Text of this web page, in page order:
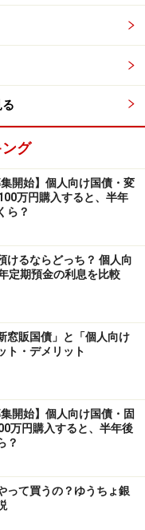
グ
開始】個人向け国債・変
万円購入すると、半年
ら？
けるならどっち？ 個人向
定期預金の利息を比較
窓販国債」と「個人向け
ト・デメリット
開始】個人向け国債・固
万円購入すると、半年後
？
って買うの？ゆうちょ銀